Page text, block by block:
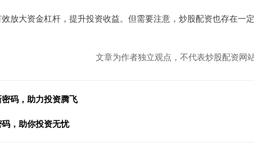
放大资金杠杆，提升投资收益。但需要注意，炒股配资也存在一
文章为作者独立观点，不代表炒股配资网
码，助力投资腾飞
，助你投资无忧